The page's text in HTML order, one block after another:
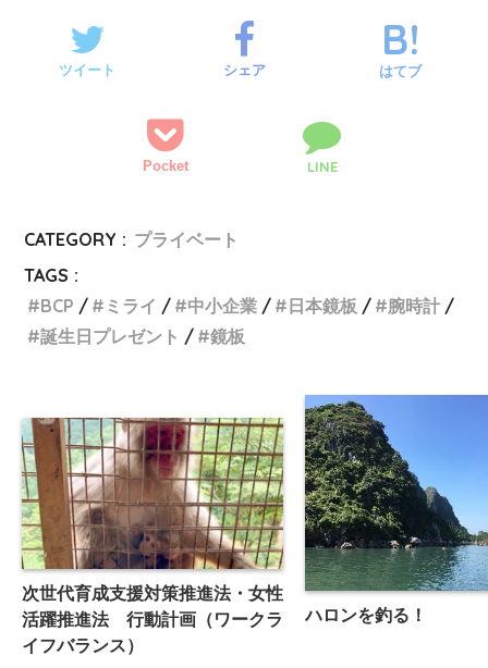
ツイート シェア はてブ
Pocket LINE
CATEGORY : プライベート
TAGS :
BCP
ミライ 中小企業 日本鏡板
腕時計
誕生日プレゼント
鏡板
次世代育成支援対策推進法・女性
活躍推進法 行動計画（ワークラ
イフバランス）
ハロンを釣る！